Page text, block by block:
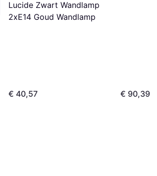
Lucide Zwart Wandlamp
2xE14 Goud Wandlamp
€ 40,57 € 90,39